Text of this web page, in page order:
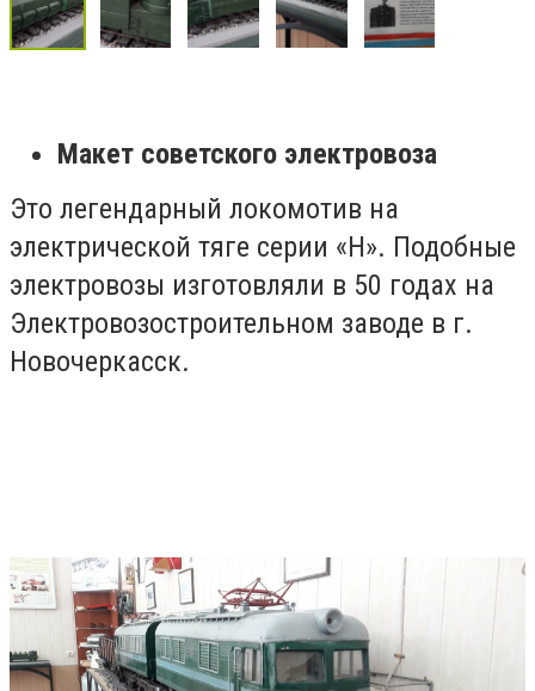
Макет советского электровоза
Это легендарный локомотив на
электрической тяге серии «Н». Подобные
электровозы изготовляли в 50 годах на
Электровозостроительном заводе в г.
Новочеркасск.